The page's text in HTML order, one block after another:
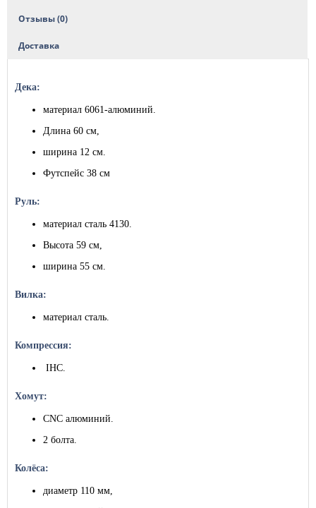
Отзывы (0)
Доставка
Дека:
материал 6061-алюминий.
Длина 60 см,
ширина 12 см.
Футспейс 38 см
Руль:
материал сталь 4130.
Высота 59 см,
ширина 55 см.
Вилка:
материал сталь.
Компрессия:
IHC.
Хомут:
CNC алюминий.
2 болта.
Колёса:
диаметр 110 мм,